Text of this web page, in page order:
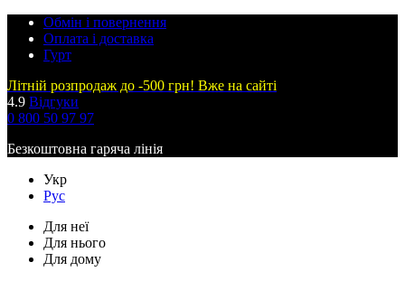
Обмін і повернення
Оплата і доставка
Гурт
Літній розпродаж до -500 грн! Вже на сайті
4.9 Відгуки
0 800 50 97 97
Безкоштовна гаряча лінія
Укр
Рус
Для неї
Для нього
Для дому